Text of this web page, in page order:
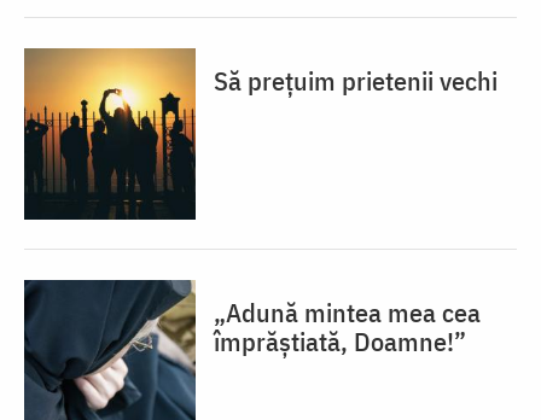
Să prețuim prietenii vechi
„Adună mintea mea cea
împrăștiată, Doamne!”